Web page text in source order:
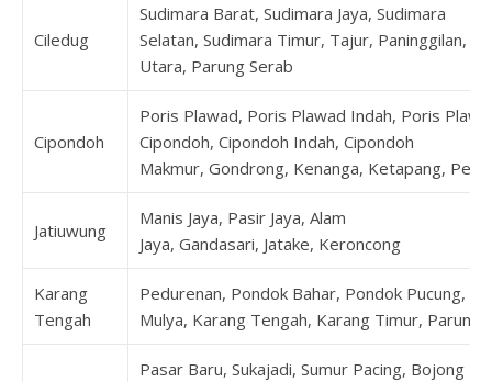
Ciledug
Sudimara Barat, Sudimara Jaya, Sudimara
Selatan, Sudimara Timur, Tajur, Paninggilan,
Utara, Parung Serab
Cipondoh
Poris Plawad, Poris Plawad Indah, Poris
Cipondoh, Cipondoh Indah, Cipondoh
Makmur, Gondrong, Kenanga, Ketapang, Petir
Jatiuwung
Manis Jaya, Pasir Jaya, Alam
Jaya, Gandasari, Jatake, Keroncong
Karang
Tengah
Pedurenan, Pondok Bahar, Pondok Pucung,
Mulya, Karang Tengah, Karang Timur, Parung
Pasar Baru, Sukajadi, Sumur Pacing, Bojong